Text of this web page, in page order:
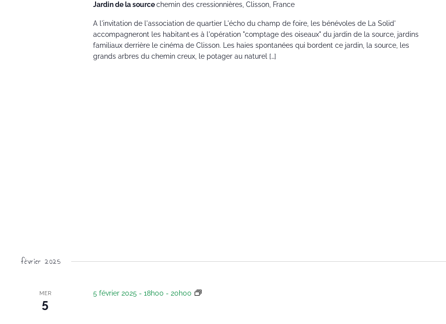
Jardin de la sourcechemin des cressionnières, Clisson, France
A l'invitation de l'association de quartier L'écho du champ de foire, les bénévoles de La Solid'
accompagneront les habitant·es à l'opération "comptage des oiseaux" du jardin de la source, jardins
familiaux derrière le cinéma de Clisson. Les haies spontanées qui bordent ce jardin, la source, les
grands arbres du chemin creux, le potager au naturel […]
février 2025
MER
5
5 février 2025 - 18h00 -20h00